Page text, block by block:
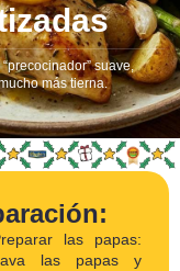
suave,
más tierna.
las papas:
las papas y